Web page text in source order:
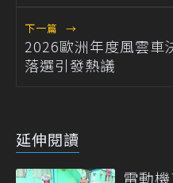
下一篇 →
2026歐洲年度風雲車
落選引發熱議
延伸閱讀
電動